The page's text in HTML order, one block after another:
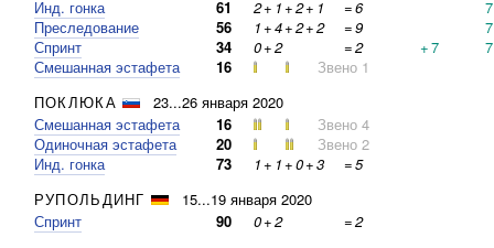
Инд. гонка
61 2+ 1+2+ 1 =6
7
Преследование
56 1+4+2+2 =9
7
Спринт
34 0+2 =2 +7
7
Смешанная эстафета
16
Звено 1
ПОКЛЮКА
23...26 января 2020
Смешанная эстафета
16
Звено 4
Одиночная эстафета
20
Звено 2
Инд. гонка
73 1+ 1+0+3 =5
РУПОЛЬДИНГ
15...19 января 2020
Спринт
90 0+2 =2